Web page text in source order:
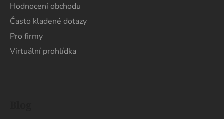
Hodnocení obchodu
Často kladené dotazy
Pro firmy
Virtuální prohlídka